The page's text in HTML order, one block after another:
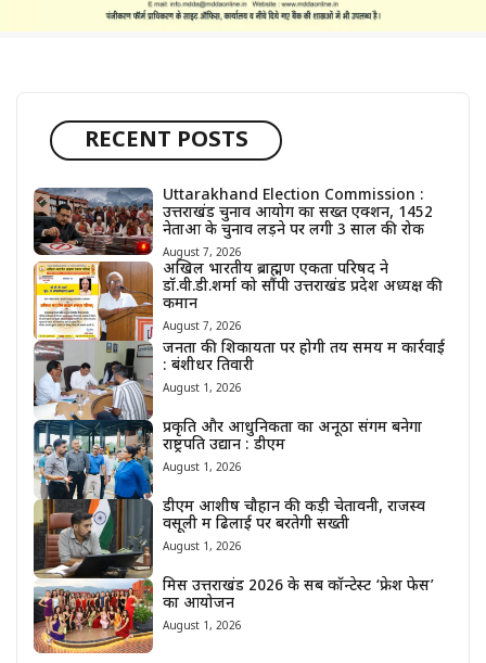
RECENT POSTS
Uttarakhand Election Commission :
उत्तराखंड चुनाव आयोग का सख्त एक्शन, 1452
नेताओं के चुनाव लड़ने पर लगी 3 साल की रोक
August 7, 2026
अखिल भारतीय ब्राह्मण एकता परिषद ने
डॉ.वी.डी.शर्मा को सौंपी उत्तराखंड प्रदेश अध्यक्ष की
कमान
August 7, 2026
जनता की शिकायतों पर होगी तय समय में कार्रवाई
: बंशीधर तिवारी
August 1, 2026
प्रकृति और आधुनिकता का अनूठा संगम बनेगा
राष्ट्रपति उद्यान : डीएम
August 1, 2026
डीएम आशीष चौहान की कड़ी चेतावनी, राजस्व
वसूली में ढिलाई पर बरतेगी सख्ती
August 1, 2026
मिस उत्तराखंड 2026 के सब कॉन्टेस्ट ‘फ्रेश फेस’
का आयोजन
August 1, 2026